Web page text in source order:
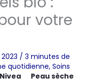
votre
/ 3 minutes de
quotidienne, Soins
Peau sèche